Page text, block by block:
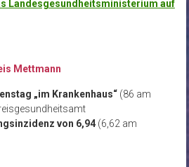
Landesgesundheitsministerium auf
Mettmann
„im Krankenhaus“ (86 am
von 6,94 (6,62 am